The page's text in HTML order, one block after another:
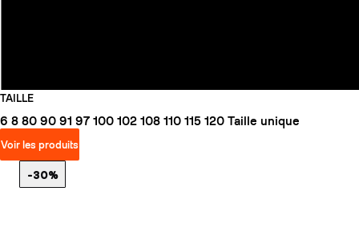
TAILLE
6 8 80 90 91 97 100 102 108 110 115 120 Taille unique
Voir les produits
-30%